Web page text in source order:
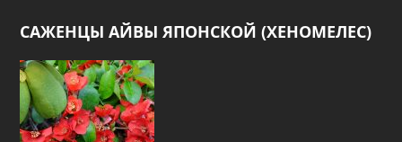
САЖЕНЦЫ АЙВЫ ЯПОНСКОЙ (ХЕНОМЕЛЕС)